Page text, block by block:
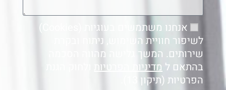
אנחנו משתמשים בעוגיות (Cookies)
לשיפור חוויית השימוש, ניתוח ובקרת
שירותים. המשך גלישה מהווה הסכמה
בהתאם ל מדיניות הפרטיות
הפרטיות (תיקון 13).